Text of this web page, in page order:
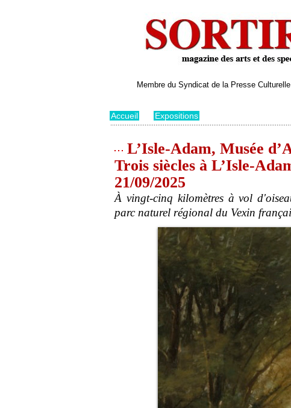
Membre du Syndicat de la Presse
Accueil Expositions
L’Isle-Adam, Musée
Trois siècles à L’Isle-
21/09/2025
À vingt-cinq kilomètres à vol
parc naturel régional du Vexin